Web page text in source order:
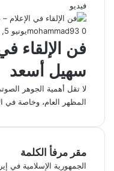
فيديو
mohammadيونيو 5, 2024 0
فن الإلقاء
سهيل أسعد
لا تقل أهمية الجوهر
المظهر العام، وخاصة في
مقر مرفأ الكلمة
الجمهورية الإسلامية